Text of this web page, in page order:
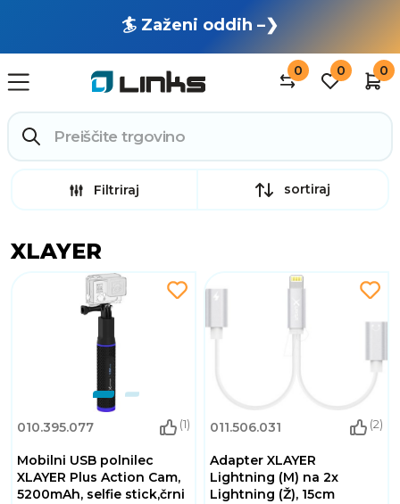
🏄 Zaženi oddih –❯
0 0 0
Filtriraj sortiraj
XLAYER
010.395.077 (1)
Mobilni USB polnilec
XLAYER Plus Action Cam,
5200mAh, selfie stick,črni
011.506.031 (2)
Adapter XLAYER
Lightning (M) na 2x
Lightning (Ž), 15cm